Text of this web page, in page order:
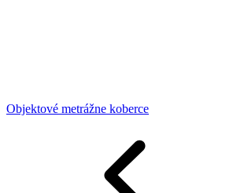
Objektové metrážne koberce